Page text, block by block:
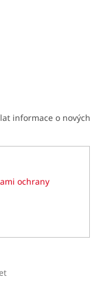
informace o nových
ochrany